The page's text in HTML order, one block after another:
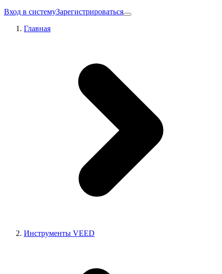
Вход в системуЗарегистрироваться
Главная
Инструменты VEED